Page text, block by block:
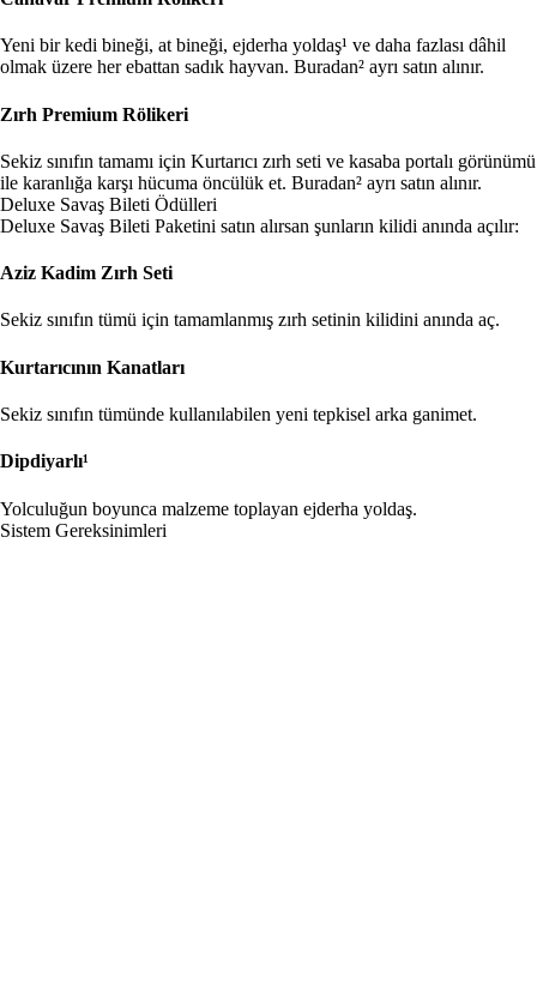
Yeni bir kedi bineği, at bineği, ejderha yoldaş¹ ve daha fazlası dâhil
olmak üzere her ebattan sadık hayvan. Buradan² ayrı satın alınır.
Zırh Premium Rölikeri
Sekiz sınıfın tamamı için Kurtarıcı zırh seti ve kasaba portalı görünümü
ile karanlığa karşı hücuma öncülük et. Buradan² ayrı satın alınır.
Deluxe Savaş Bileti Ödülleri
Deluxe Savaş Bileti Paketini satın alırsan şunların kilidi anında açılır:
Aziz Kadim Zırh Seti
Sekiz sınıfın tümü için tamamlanmış zırh setinin kilidini anında aç.
Kurtarıcının Kanatları
Sekiz sınıfın tümünde kullanılabilen yeni tepkisel arka ganimet.
Dipdiyarlı¹
Yolculuğun boyunca malzeme toplayan ejderha yoldaş.
Sistem Gereksinimleri